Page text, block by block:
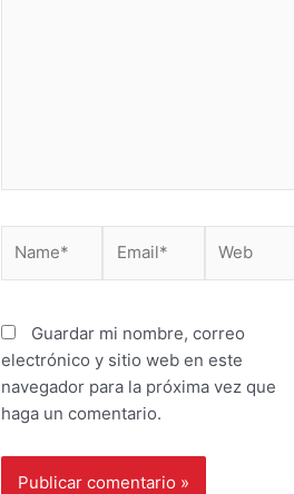
Guardar mi nombre, correo
electrónico y sitio web en este
navegador para la próxima vez que
haga un comentario.